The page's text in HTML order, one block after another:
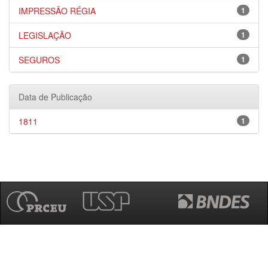
1
IMPRESSÃO RÉGIA
1
LEGISLAÇÃO
1
SEGUROS
Data de Publicação
1
1811